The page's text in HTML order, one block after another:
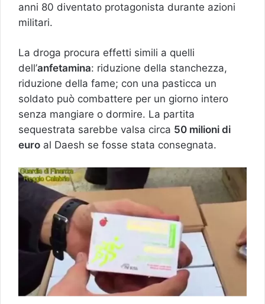
anni 80 diventato protagonista durante azioni
militari.
La droga procura effetti simili a quelli
dell’anfetamina: riduzione della stanchezza,
riduzione della fame; con una pasticca un
soldato può combattere per un giorno intero
senza mangiare o dormire. La partita
sequestrata sarebbe valsa circa 50 milioni di
euro al Daesh se fosse stata consegnata.